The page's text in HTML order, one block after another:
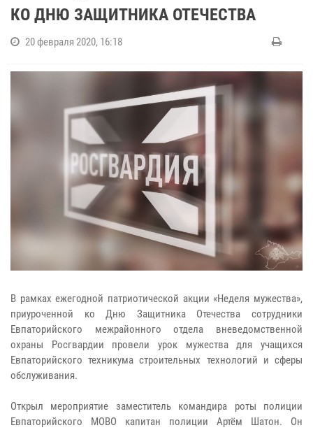
КО ДНЮ ЗАЩИТНИКА ОТЕЧЕСТВА
20 февраля 2020, 16:18
В рамках ежегодной патриотической акции «Неделя мужества»,
приуроченной ко Дню Защитника Отечества сотрудники
Евпаторийского межрайонного отдела вневедомственной
охраны Росгвардии провели урок мужества для учащихся
Евпаторийского техникума строительных технологий и сферы
обслуживания.
Открыл мероприятие заместитель командира роты полиции
Евпаторийского МОВО капитан полиции Артём Шатон. Он